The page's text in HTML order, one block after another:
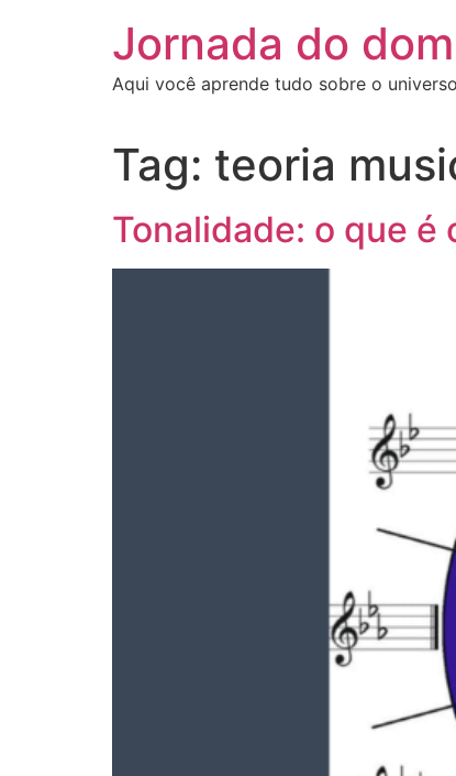
Jornada do
Aqui você aprende tudo sobre o
Tag: teoria
Tonalidade: o que é